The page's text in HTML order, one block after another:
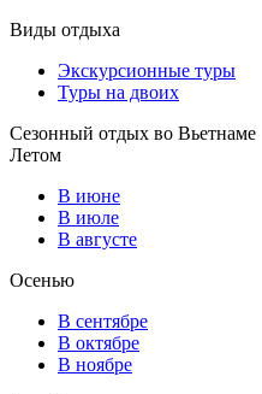
Виды отдыха
Экскурсионные туры
Туры на двоих
Сезонный отдых во Вьетнаме
Летом
В июне
В июле
В августе
Осенью
В сентябре
В октябре
В ноябре